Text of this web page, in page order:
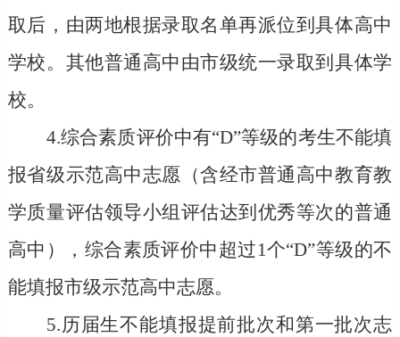
取后，由两地根据录取名单再派位到具体高中
学校。其他普通高中由市级统一录取到具体学
校。
4.综合素质评价中有“D”等级的考生不能填
报省级示范高中志愿（含经市普通高中教育教
学质量评估领导小组评估达到优秀等次的普通
高中）
， 综合素质评价中超过1个“D”等级的不
能填报市级示范高中志愿。
5.历届生不能填报提前批次和第一批次志